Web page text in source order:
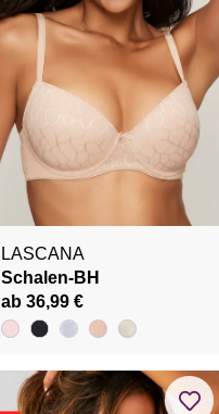
LASCANA
Schalen-BH
ab 36,99 €